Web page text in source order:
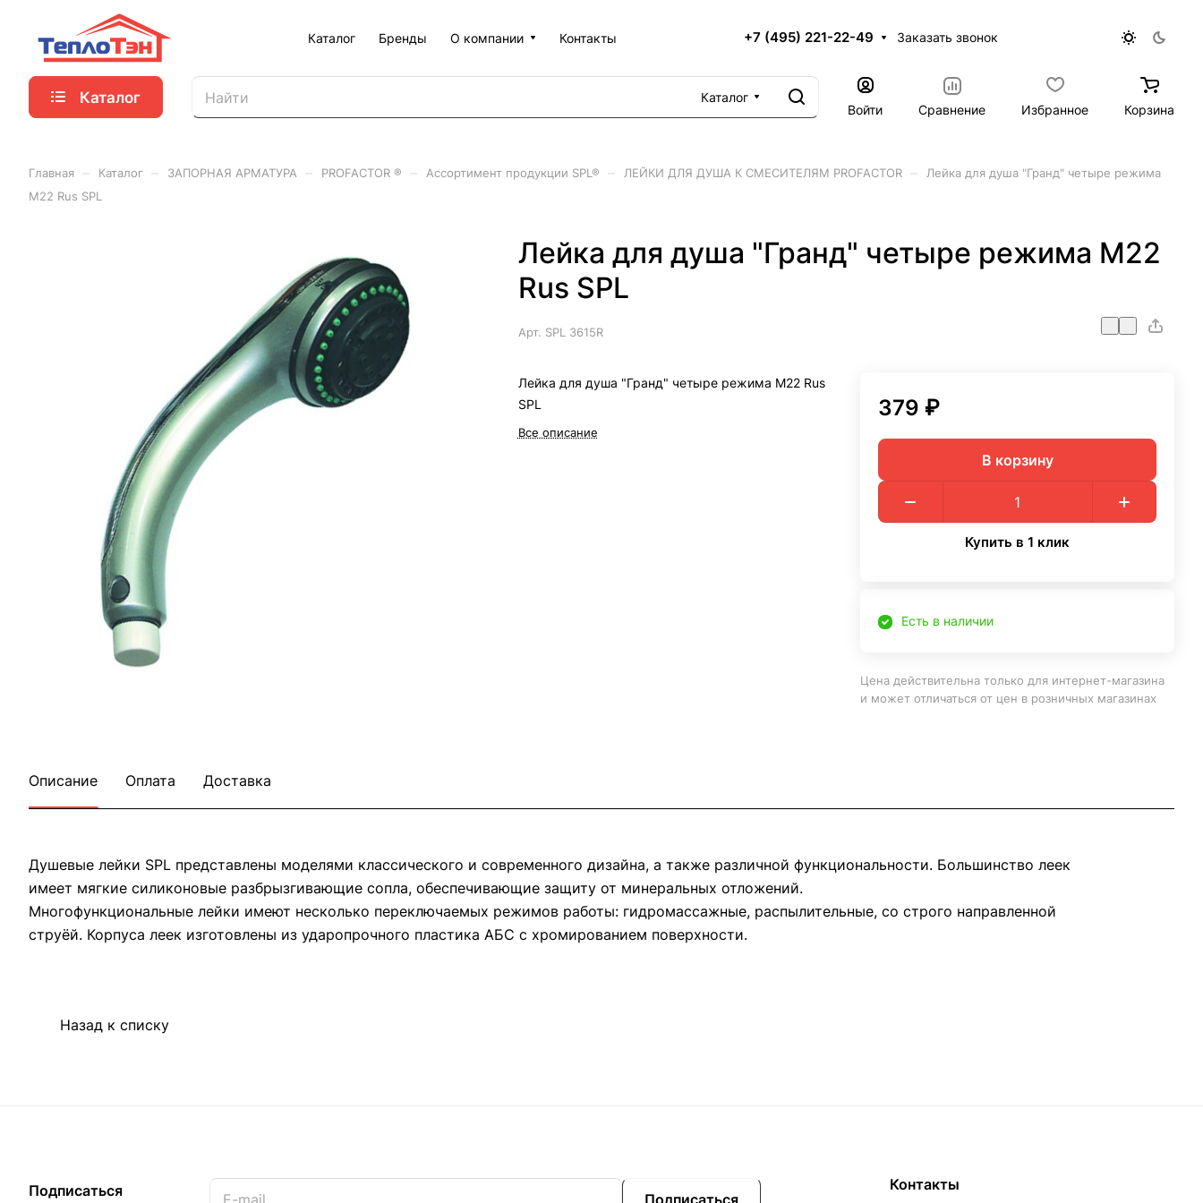
Каталог Бренды О компании Контакты +7 (495) 221-22-49 Заказать звонок
Каталог
Каталог
Войти
Сравнение Избранное Корзина
Главная Каталог ЗАПОРНАЯ АРМАТУРА PROFACTOR ® Ассортимент продукции SPL® ЛЕЙКИ ДЛЯ ДУША К СМЕСИТЕЛЯМ PROFACTOR
Лейка для душа "Гранд" четыре режима
M22 Rus SPL
Лейка для душа "Гранд" четыре режима M22
Rus SPL
Арт. SPL 3615R
Лейка для душа "Гранд" четыре режима M22 Rus
SPL
Все описание
379 ₽
В корзину
Купить в 1 клик
Есть в наличии
Цена действительна только для интернет-магазина
и может отличаться от цен в розничных магазинах
Описание Оплата Доставка
Душевые лейки SPL представлены моделями классического и современного дизайна, а также различной функциональности. Большинство леек
имеет мягкие силиконовые разбрызгивающие сопла, обеспечивающие защиту от минеральных отложений.
Многофункциональные лейки имеют несколько переключаемых режимов работы: гидромассажные, распылительные, со строго направленной
струёй. Корпуса леек изготовлены из ударопрочного пластика АБС с хромированием поверхности.
Назад к списку
Подписаться
Подписаться
Контакты